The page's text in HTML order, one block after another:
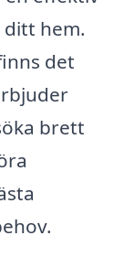
hem.
det
brett